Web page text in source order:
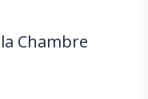
Chambre